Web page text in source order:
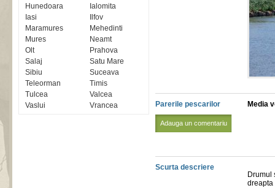
Hunedoara
Ialomita
Iasi
Ilfov
Maramures
Mehedinti
Mures
Neamt
Olt
Prahova
Salaj
Satu Mare
Sibiu
Suceava
Teleorman
Timis
Tulcea
Valcea
Vaslui
Vrancea Parerile pescarilor
Adauga un comentariu
Media
Scurta descriere
Drumul
dreapta